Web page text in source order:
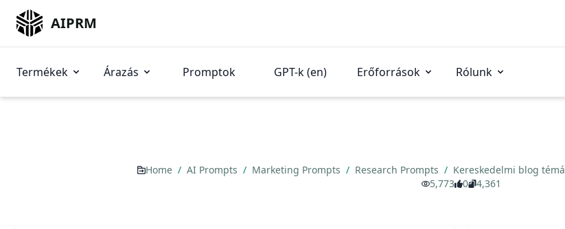
AIPRM
Termékek Árazás Promptok GPT-k (en) Erőforrások Rólunk
Home / AI Prompts / Marketing Prompts / Research Prompts / Kereskedelmi blog
5,773
0 4,361